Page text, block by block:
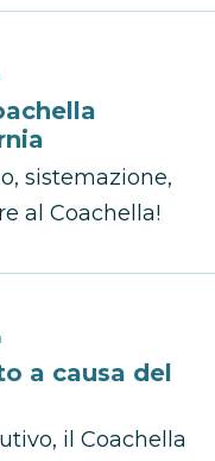
sistemazione,
al Coachella!
a causa del
il Coachella